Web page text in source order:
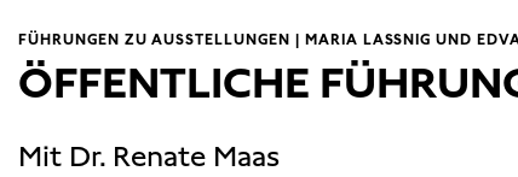
FÜHRUNGEN ZU AUSSTELLUNGEN | MARIA LASSNIG UND
ÖFFENTLICHE
Mit Dr. Renate Maas